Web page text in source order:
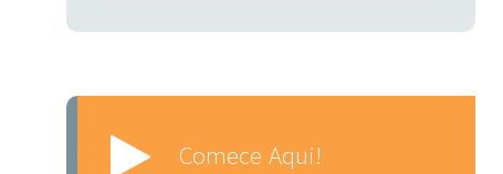
Comece Aqui!